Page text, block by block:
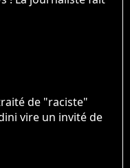
de "raciste"
vire un invité de